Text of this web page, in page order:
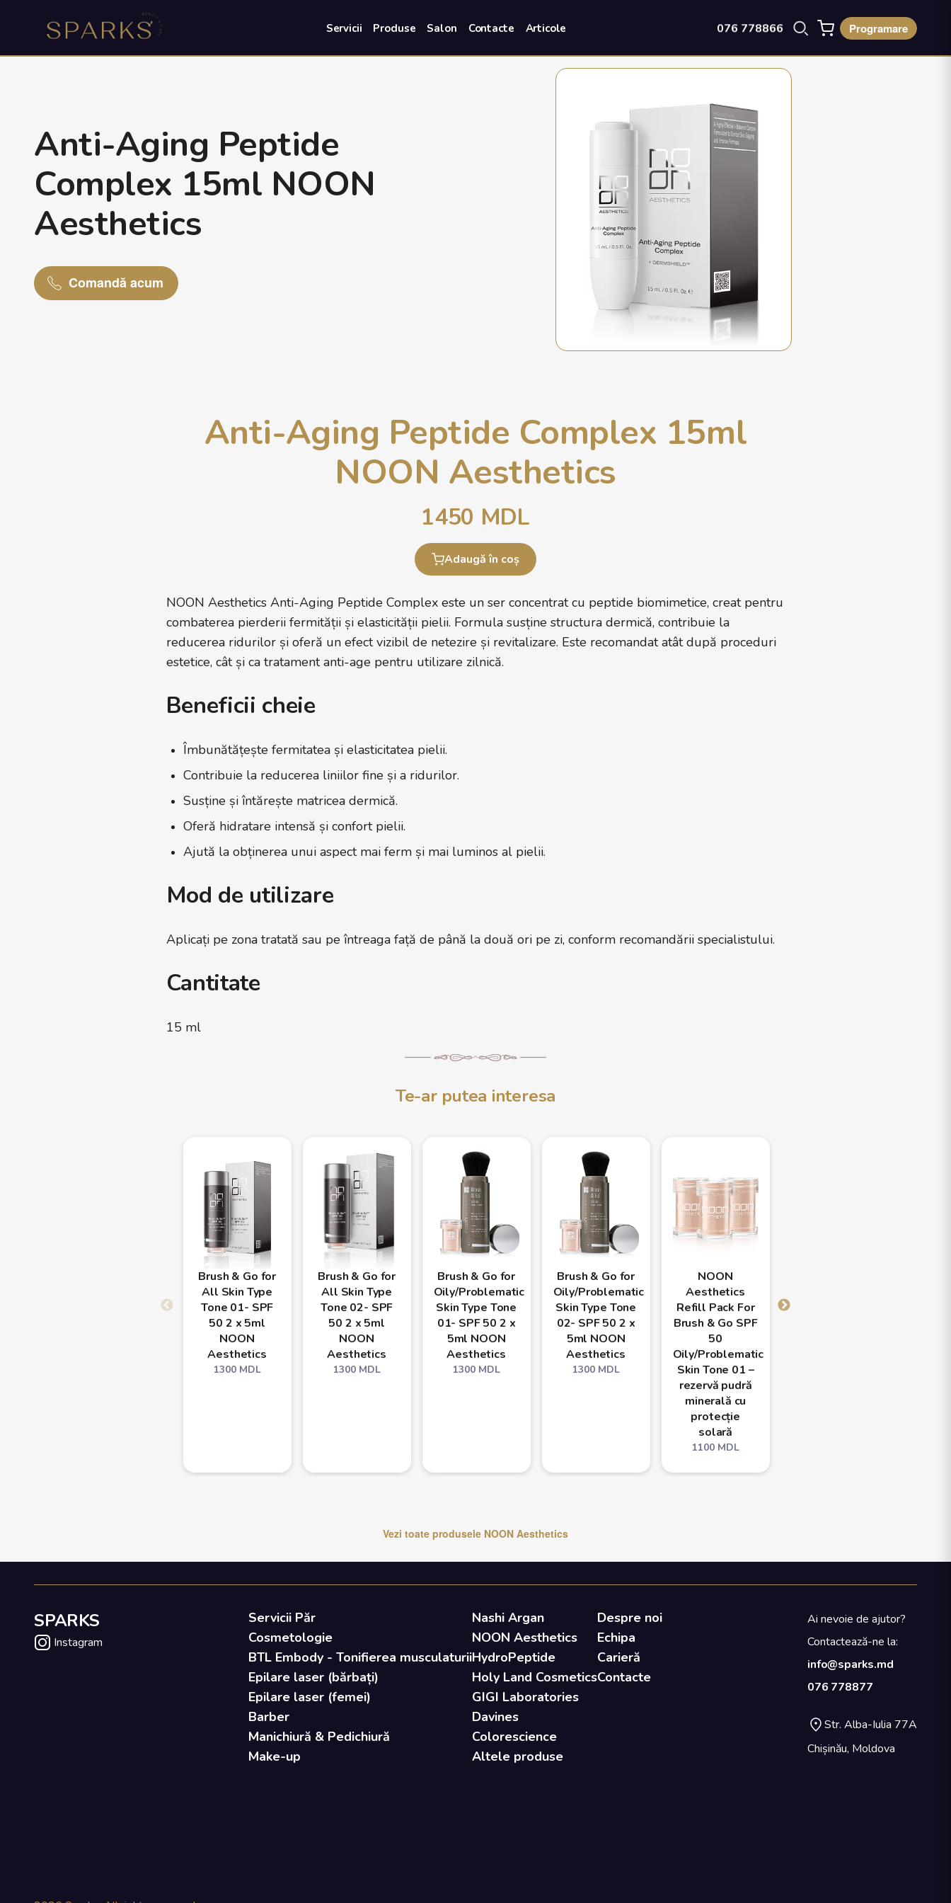
Servicii Produse Salon Contacte Articole 076 778866 Programare
Anti-Aging Peptide
Complex 15ml NOON
Aesthetics
Comandă acum
Anti-Aging Peptide Complex 15ml
NOON Aesthetics
1450 MDL
Adaugă în coș
NOON Aesthetics Anti-Aging Peptide Complex este un ser concentrat cu peptide biomimetice, creat pentru
combaterea pierderii fermității și elasticității pielii. Formula susține structura dermică, contribuie la
reducerea ridurilor și oferă un efect vizibil de netezire și revitalizare. Este recomandat atât după proceduri
estetice, cât și ca tratament anti-age pentru utilizare zilnică.
Beneficii cheie
Îmbunătățește fermitatea și elasticitatea pielii.
Contribuie la reducerea liniilor fine și a ridurilor.
Susține și întărește matricea dermică.
Oferă hidratare intensă și confort pielii.
Ajută la obținerea unui aspect mai ferm și mai luminos al pielii.
Mod de utilizare
Aplicați pe zona tratată sau pe întreaga față de până la două ori pe zi, conform recomandării specialistului.
Cantitate
15 ml
Te-ar putea interesa
Brush & Go for
All Skin Type
Tone 01- SPF
50 2 x 5ml
NOON
Aesthetics
1300MDL
Brush & Go for
All Skin Type
Tone 02- SPF
50 2 x 5ml
NOON
Aesthetics
1300MDL
Brush & Go for
Oily/Problematic
Skin Type Tone
01- SPF 50 2 x
5ml NOON
Aesthetics
1300MDL
Brush & Go for
Oily/Problematic
Skin Type Tone
02- SPF 50 2 x
5ml NOON
Aesthetics
1300MDL
NOON
Aesthetics
Refill Pack For
Brush & Go SPF
50
Oily/Problematic
Skin Tone 01 –
rezervă pudră
minerală cu
protecție
solară
1100MDL
Vezi toate produsele NOON Aesthetics
SPARKS
Instagram
Servicii Păr
Cosmetologie
BTL Embody - Tonifierea musculaturii
Epilare laser (bărbați)
Epilare laser (femei)
Barber
Manichiură & Pedichiură
Make-up
Nashi Argan
NOON Aesthetics
HydroPeptide
Holy Land Cosmetics
GIGI Laboratories
Davines
Colorescience
Altele produse
Despre noi
Echipa
Carieră
Contacte
Ai nevoie de ajutor?
Contactează-ne la:
info@sparks.md
076 778877
Str. Alba-Iulia 77A
Chișinău, Moldova